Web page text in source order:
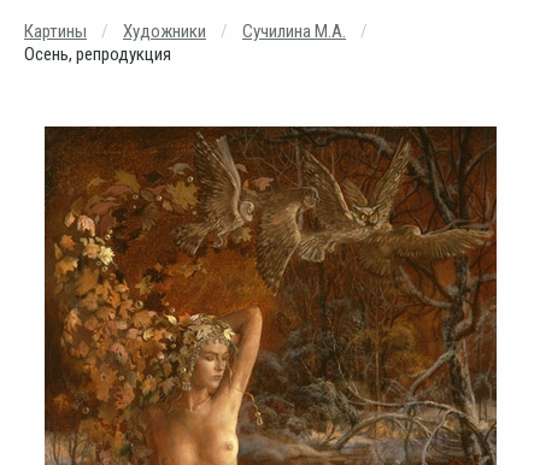
Картины Художники
Сучилина М.А.
Осень, репродукция